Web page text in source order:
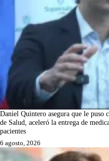
Daniel Quintero asegura que le puso
de Salud, aceleró la entrega de
pacientes
6 agosto, 2026